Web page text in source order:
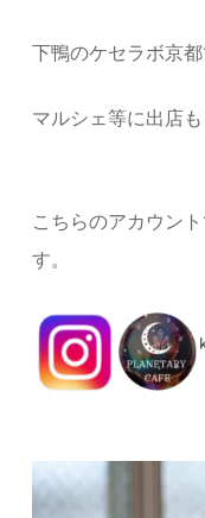
下鴨のケセラボ京
マルシェ等に出店も
こちらのアカウン
す。